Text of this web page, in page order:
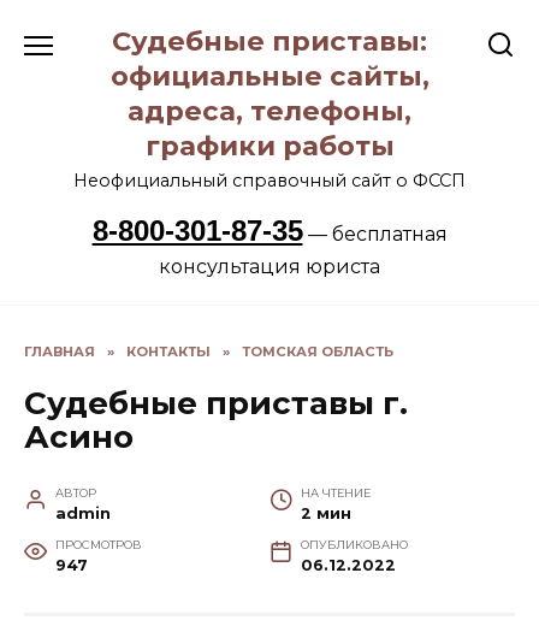
содержанию
Судебные приставы:
официальные сайты,
адреса, телефоны,
графики работы
Неофициальный справочный сайт о ФССП
8-800-301-87-35— бесплатная
консультация юриста
ГЛАВНАЯ » КОНТАКТЫ » ТОМСКАЯ ОБЛАСТЬ
Судебные приставы г.
Асино
АВТОР
admin
НА ЧТЕНИЕ
2 мин
ПРОСМОТРОВ
947
ОПУБЛИКОВАНО
06.12.2022